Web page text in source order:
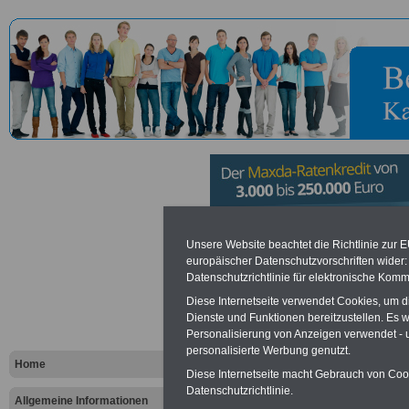
Home
Allgemeine Informationen
Brandt-
Vorteile für den öffentlichen
Vergleichen und sparen
Bausparen schon ab 16 Jahren
Berufsunfähigkeitsabsicherung
Unsere Website beachtet die Richtlinie zur
europäischer Datenschutzvorschriften
Datenschutzrichtlinie für elektronische
Diese Internetseite verwendet Cookies, um
Dienste und Funktionen bereitzustellen. Es
Personalisierung von Anzeigen verwendet
personalisierte Werbung genutzt.
Diese Internetseite macht Gebrauch von
Datenschutzrichtlinie.